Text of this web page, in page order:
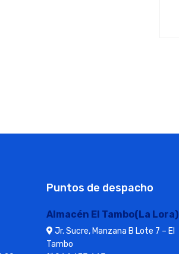
Puntos de despacho
Almacén El Tambo(La Lora)
Jr. Sucre, Manzana B Lote 7 – El
Tambo